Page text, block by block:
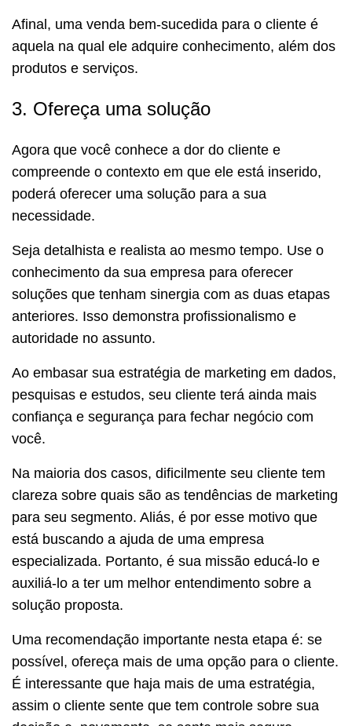
Afinal, uma venda bem-sucedida para o cliente é
aquela na qual ele adquire conhecimento, além dos
produtos e serviços.
3. Ofereça uma solução
Agora que você conhece a dor do cliente e
compreende o contexto em que ele está inserido,
poderá oferecer uma solução para a sua
necessidade.
Seja detalhista e realista ao mesmo tempo. Use o
conhecimento da sua empresa para oferecer
soluções que tenham sinergia com as duas etapas
anteriores. Isso demonstra profissionalismo e
autoridade no assunto.
Ao embasar sua estratégia de marketing em dados,
pesquisas e estudos, seu cliente terá ainda mais
confiança e segurança para fechar negócio com
você.
Na maioria dos casos, dificilmente seu cliente tem
clareza sobre quais são as tendências de marketing
para seu segmento. Aliás, é por esse motivo que
está buscando a ajuda de uma empresa
especializada. Portanto, é sua missão educá-lo e
auxiliá-lo a ter um melhor entendimento sobre a
solução proposta.
Uma recomendação importante nesta etapa é: se
possível, ofereça mais de uma opção para o cliente.
É interessante que haja mais de uma estratégia,
assim o cliente sente que tem controle sobre sua